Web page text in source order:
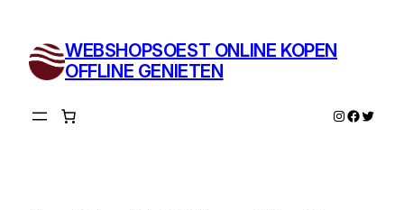
inhoud
WEBSHOPSOEST ONLINE KOPEN
OFFLINE GENIETEN
Instagram
Twitter